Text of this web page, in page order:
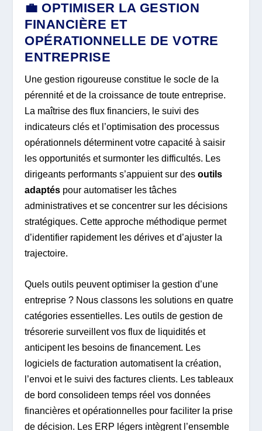
💼 OPTIMISER LA GESTION
FINANCIÈRE ET
OPÉRATIONNELLE DE VOTRE
ENTREPRISE
Une gestion rigoureuse constitue le socle de la
pérennité et de la croissance de toute entreprise.
La maîtrise des flux financiers, le suivi des
indicateurs clés et l’optimisation des processus
opérationnels déterminent votre capacité à saisir
les opportunités et surmonter les difficultés. Les
dirigeants performants s’appuient sur desoutils
adaptés pour automatiser les tâches
administratives et se concentrer sur les décisions
stratégiques. Cette approche méthodique permet
d’identifier rapidement les dérives et d’ajuster la
trajectoire.
Quels outils peuvent optimiser la gestion d’une
entreprise ? Nous classons les solutions en quatre
catégories essentielles. Les outils de gestion de
trésorerie surveillent vos flux de liquidités et
anticipent les besoins de financement. Les
logiciels de facturation automatisent la création,
l’envoi et le suivi des factures clients. Les tableaux
de bord consolideen temps réel vos données
financières et opérationnelles pour faciliter la prise
de décision. Les ERP légers intègrent l’ensemble